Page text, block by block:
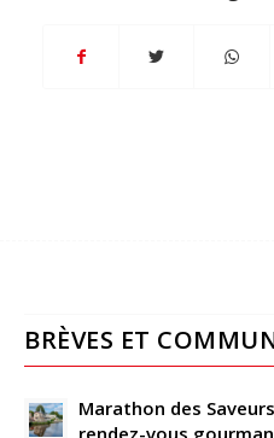
BRÈVES ET
Marathon des
rendez-vous